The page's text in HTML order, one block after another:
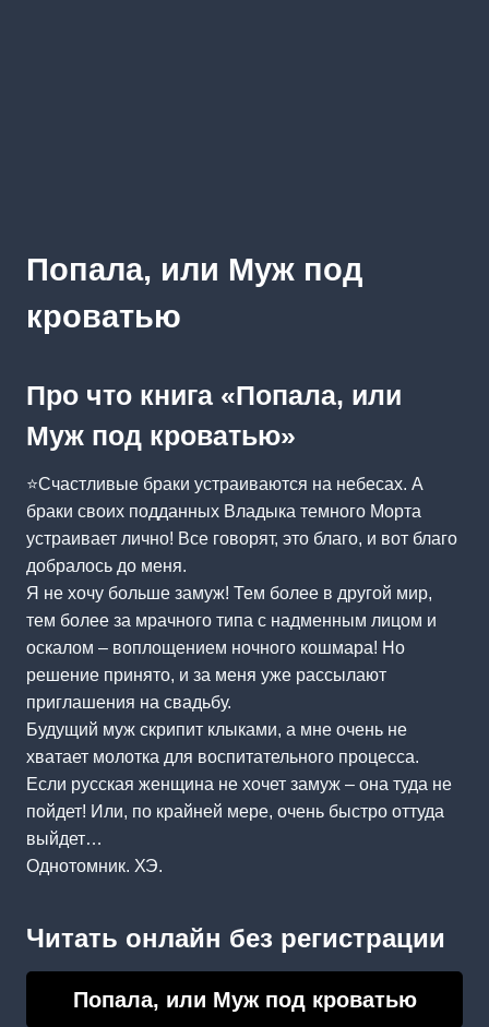
Попала, или Муж под
кроватью
Про что книга «Попала, или
Муж под кроватью»
⭐️Счастливые браки устраиваются на небесах. А
браки своих подданных Владыка темного Морта
устраивает лично! Все говорят, это благо, и вот благо
добралось до меня.
Я не хочу больше замуж! Тем более в другой мир,
тем более за мрачного типа с надменным лицом и
оскалом – воплощением ночного кошмара! Но
решение принято, и за меня уже рассылают
приглашения на свадьбу.
Будущий муж скрипит клыками, а мне очень не
хватает молотка для воспитательного процесса.
Если русская женщина не хочет замуж – она туда не
пойдет! Или, по крайней мере, очень быстро оттуда
выйдет…
Однотомник. ХЭ.
Читать онлайн без регистрации
Попала, или Муж под кроватью